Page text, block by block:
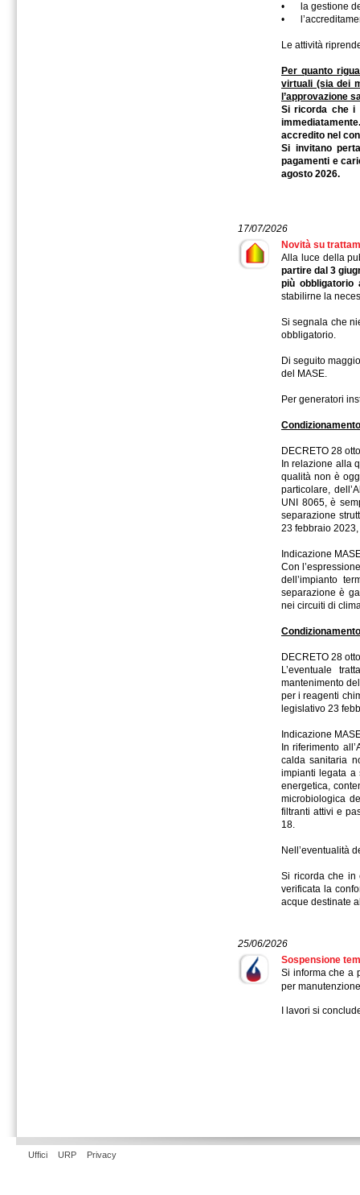
•
la gestione
•
Le attività
Per quanto
virtuali (sia dei
l’approvazione
Si ricorda che i
accredito nel
Si invitano
pagamenti e
agosto 2026.
17/07/2026
Novità su
Alla luce della
partire dal 3
più obbligatorio
stabilirne la
Si segnala che
obbligatorio.
Di seguito
del MASE.
Per generatori
DECRETO 28
In relazione alla
qualità non è
particolare,
UNI 8065, è
separazione
23 febbraio
Indicazione
Con
dell’impianto
separazione è
nei circuiti di
DECRETO 28
L’eventuale
mantenimento
per i reagenti
legislativo 23
Indicazione
In riferimento
calda sanitaria
impianti legata a
energetica,
microbiologica
filtranti attivi e
18.
Nell’eventualità
Si ricorda che in
verificata la
acque destinate
25/06/2026
Sospensione
Si informa che a
per
I lavori si
Uffici URP Privacy